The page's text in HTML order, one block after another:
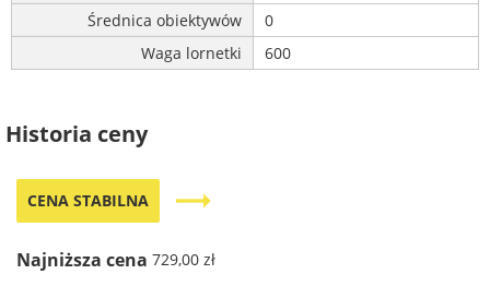
Średnica obiektywów
0
Waga lornetki
600
Historia ceny
CENA STABILNA trending_flat
Najniższa cena 729,00 zł